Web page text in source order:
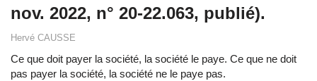
nov. 2022, n° 20-22.063, publié).
Hervé CAUSSE
Ce que doit payer la société, la société le paye. Ce que ne doit
pas payer la société, la société ne le paye pas.